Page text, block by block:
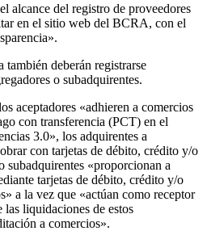
alcance del registro de proveedores
en el sitio web del BCRA, con el
también deberán registrarse
o subadquirentes.
aceptadores «adhieren a comercios
con transferencia (PCT) en el
3.0», los adquirentes a
con tarjetas de débito, crédito y/o
subadquirentes «proporcionan a
tarjetas de débito, crédito y/o
a la vez que «actúan como receptor
liquidaciones de estos
a comercios».